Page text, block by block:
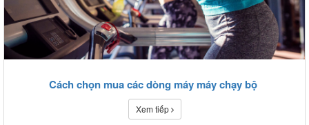
Cách chọn mua các dòng máy máy chạy bộ
Xem tiếp